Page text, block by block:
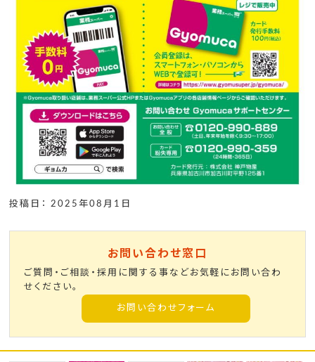
投稿日： 2025年08月1日
お問い合わせ窓口
ご質問・ご相談・採用に関する事などお気軽にお問い合わ
せください。
お問い合わせフォーム